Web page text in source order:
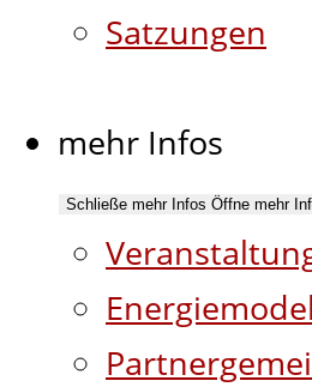
Satzungen
mehr Infos
Schließe mehr Infos Öffne mehr